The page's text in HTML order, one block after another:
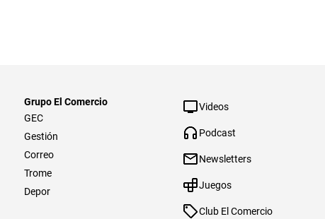
Grupo El Comercio
GEC
Gestión
Correo
Trome
Depor
Videos
Podcast
Newsletters
Juegos
Club El Comercio